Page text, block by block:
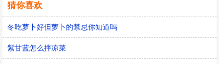
猜你喜欢
冬吃萝卜好但萝卜的禁忌你知道吗
紫甘蓝怎么拌凉菜